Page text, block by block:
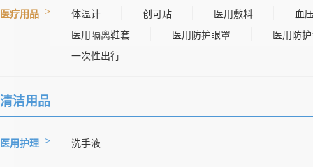
医疗用品 体温计 创可贴 医用敷料
血
医用隔离鞋套
医用防护眼罩
医用防
一次性出行
清洁用品
医用护理 洗手液